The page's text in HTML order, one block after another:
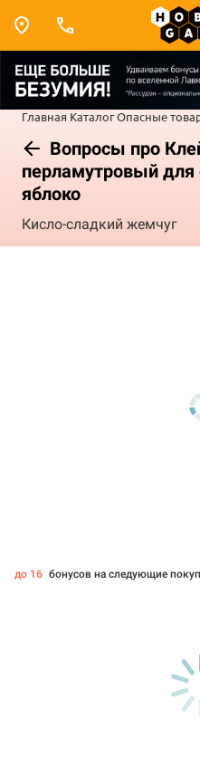
Главная КаталогОпасные
Вопросы про
перламутровый для
яблоко
Кисло-сладкий жемчуг
до 16 бонусов на следующие